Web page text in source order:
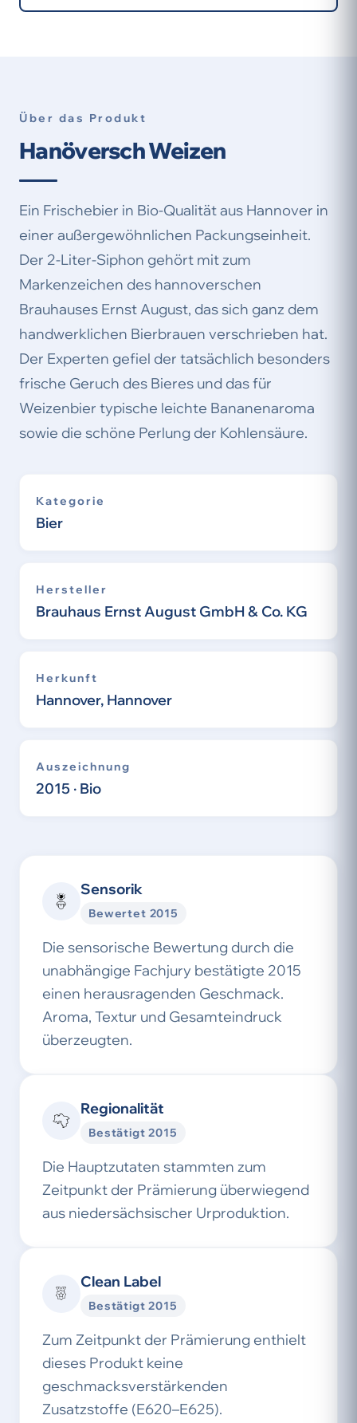
Über das Produkt
Hanöversch Weizen
Ein Frischebier in Bio-Qualität aus Hannover in
einer außergewöhnlichen Packungseinheit.
Der 2-Liter-Siphon gehört mit zum
Markenzeichen des hannoverschen
Brauhauses Ernst August, das sich ganz dem
handwerklichen Bierbrauen verschrieben hat.
Der Experten gefiel der tatsächlich besonders
frische Geruch des Bieres und das für
Weizenbier typische leichte Bananenaroma
sowie die schöne Perlung der Kohlensäure.
Kategorie
Bier
Hersteller
Brauhaus Ernst August GmbH & Co. KG
Herkunft
Hannover, Hannover
Auszeichnung
2015 · Bio
Sensorik
Bewertet 2015
Die sensorische Bewertung durch die
unabhängige Fachjury bestätigte 2015
einen herausragenden Geschmack.
Aroma, Textur und Gesamteindruck
überzeugten.
Regionalität
Bestätigt 2015
Die Hauptzutaten stammten zum
Zeitpunkt der Prämierung überwiegend
aus niedersächsischer Urproduktion.
Clean Label
Bestätigt 2015
Zum Zeitpunkt der Prämierung enthielt
dieses Produkt keine
geschmacksverstärkenden
Zusatzstoffe (E620–E625).